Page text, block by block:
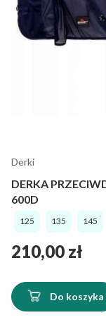
Derki
DERKA
600D
125 135 145
Cena
210,00 zł
Do koszyka